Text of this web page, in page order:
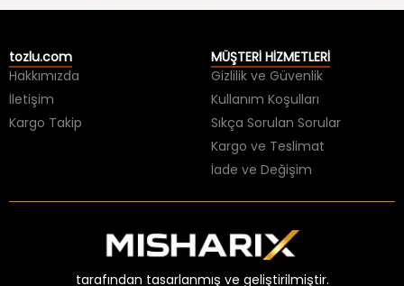
tozlu.com
Hakkımızda
İletişim
Kargo Takip
MÜŞTERİ HİZMETLERİ
Gizlilik ve Güvenlik
Kullanım Koşulları
Sıkça Sorulan Sorular
Kargo ve Teslimat
İade ve Değişim
tarafından tasarlanmış ve geliştirilmiştir.